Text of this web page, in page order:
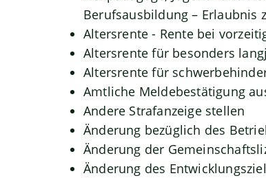
Berufsausbildung – Erlaubnis
Altersrente - Rente bei
Altersrente für besonders
Altersrente für
Amtliche Meldebestätigung
Andere Strafanzeige stellen
Änderung bezüglich des
Änderung der
Änderung des